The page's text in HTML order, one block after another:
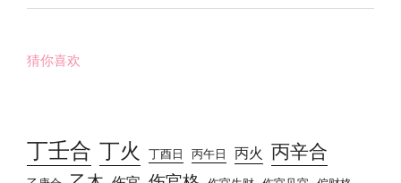
猜你喜欢
丁壬合 丁火 丁酉日 丙午日 丙火 丙辛合